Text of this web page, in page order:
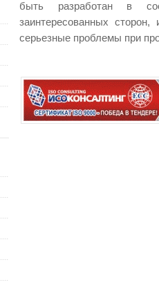
быть разработан в
заинтересованных сторон,
серьезные проблемы при